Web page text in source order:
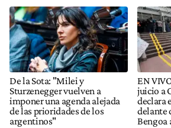
De la Sota: "Milei y
Sturzenegger vuelven a
imponer una agenda alejada
de las prioridades de los
argentinos"
EN
juicio a
declara
delante
Bengoa